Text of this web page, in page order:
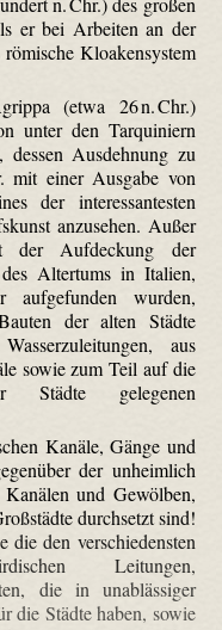
er bei Arbeiten an der
Kloakensystem
(etwa 26 n. Chr.)
unter den Tarquiniern
dessen Ausdehnung zu
mit einer Ausgabe von
der interessantesten
anzusehen. Außer
der Aufdeckung der
Altertums in Italien,
aufgefunden wurden,
der alten Städte
aus
sowie zum Teil auf die
gelegenen
Kanäle, Gänge und
der unheimlich
und Gewölben,
durchsetzt sind!
die den verschiedensten
Leitungen,
die in unablässiger
die Städte haben, sowie